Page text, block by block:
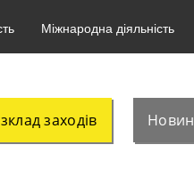
Міжнародна діяльність
заходів